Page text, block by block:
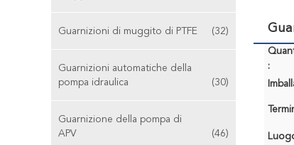
Guarnizioni di muggito di PTFE (32)
Guarnizioni automatiche della
pompa idraulica
(30)
Guarnizione della pompa di
APV
(46)
: